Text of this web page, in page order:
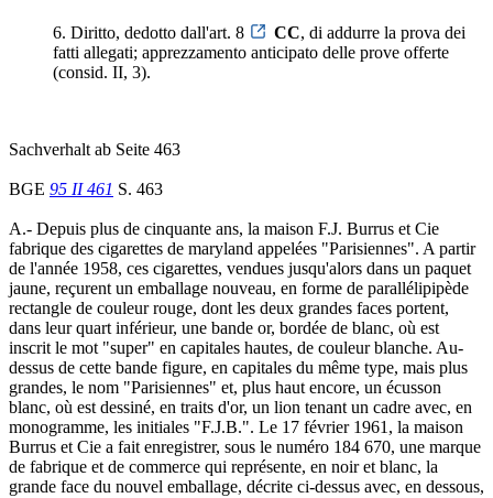
6. Diritto, dedotto dall'art. 8 CC, di addurre la prova dei
fatti allegati; apprezzamento anticipato delle prove offerte
(consid. II, 3).
Sachverhalt ab Seite 463
BGE 95 II 461 S. 463
A.- Depuis plus de cinquante ans, la maison F.J. Burrus et Cie
fabrique des cigarettes de maryland appelées "Parisiennes". A partir
de l'année 1958, ces cigarettes, vendues jusqu'alors dans un paquet
jaune, reçurent un emballage nouveau, en forme de parallélipipède
rectangle de couleur rouge, dont les deux grandes faces portent,
dans leur quart inférieur, une bande or, bordée de blanc, où est
inscrit le mot "super" en capitales hautes, de couleur blanche. Au-
dessus de cette bande figure, en capitales du même type, mais plus
grandes, le nom "Parisiennes" et, plus haut encore, un écusson
blanc, où est dessiné, en traits d'or, un lion tenant un cadre avec, en
monogramme, les initiales "F.J.B.". Le 17 février 1961, la maison
Burrus et Cie a fait enregistrer, sous le numéro 184 670, une marque
de fabrique et de commerce qui représente, en noir et blanc, la
grande face du nouvel emballage, décrite ci-dessus avec, en dessous,